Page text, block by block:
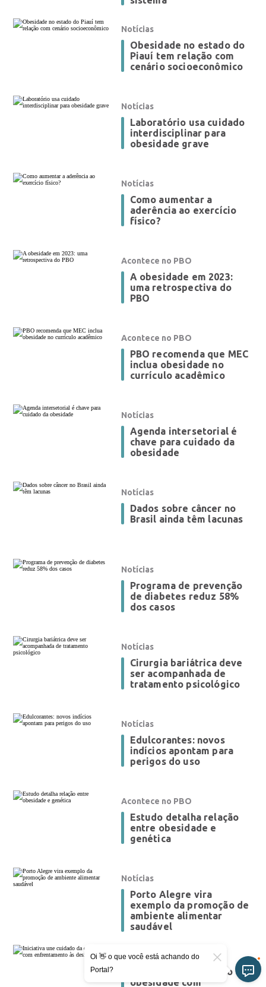
Notícias
Obesidade no estado do
Piauí tem relação com
cenário socioeconômico
Notícias
Laboratório usa cuidado
interdisciplinar para
obesidade grave
Notícias
Como aumentar a
aderência ao exercício
físico?
Acontece no PBO
A obesidade em 2023:
uma retrospectiva do
PBO
Acontece no PBO
PBO recomenda que MEC
inclua obesidade no
currículo acadêmico
Notícias
Agenda intersetorial é
chave para cuidado da
obesidade
Notícias
Dados sobre câncer no
Brasil ainda têm lacunas
Notícias
Programa de prevenção
de diabetes reduz 58%
dos casos
Notícias
Cirurgia bariátrica deve
ser acompanhada de
tratamento psicológico
Notícias
Edulcorantes: novos
indícios apontam para
perigos do uso
Acontece no PBO
Estudo detalha relação
entre obesidade e
genética
Notícias
Porto Alegre vira
exemplo da promoção de
ambiente alimentar
saudável
Acontece no PBO
Iniciativa une cuidado da
obesidade com
Oi 👋 o que você está achando do
Portal?